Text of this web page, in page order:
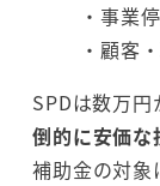
・事業
・顧客
SPDは数万
倒的に安価な
補助金の対象